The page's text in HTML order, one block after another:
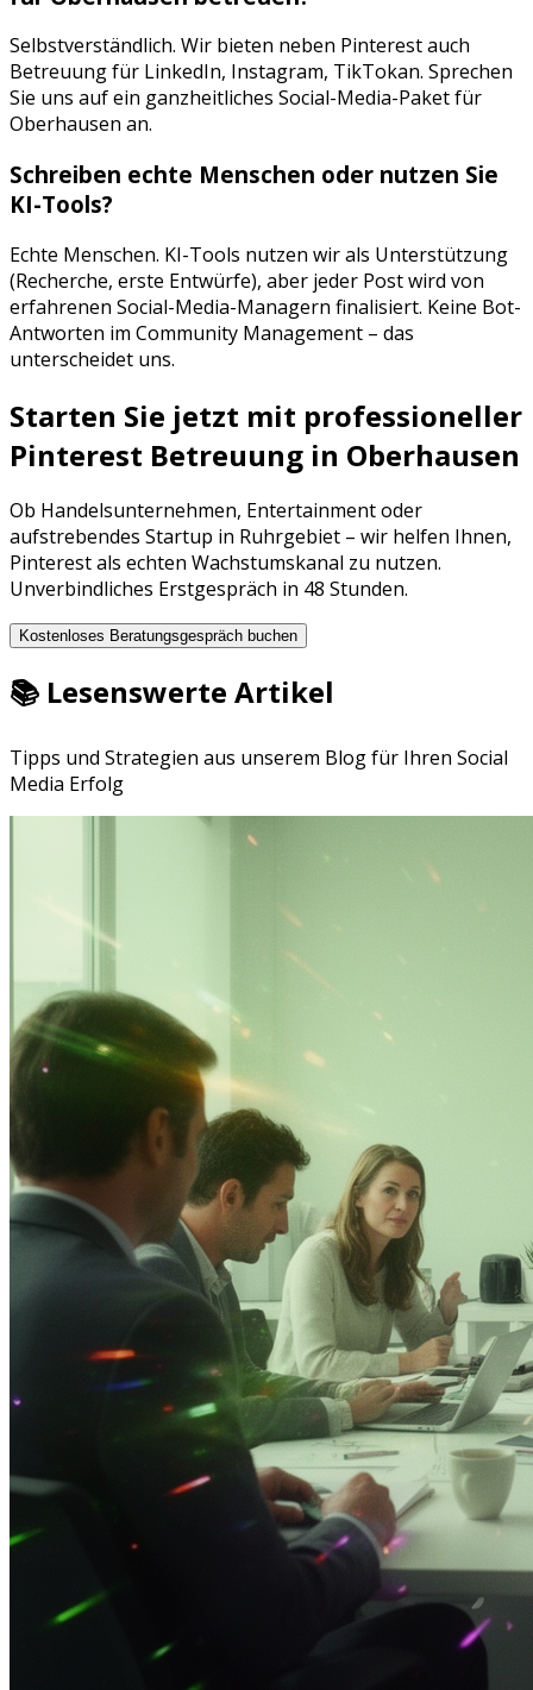
Selbstverständlich. Wir bieten neben Pinterestauch
Betreuung für LinkedIn, Instagram, TikTokan. Sprechen
Sie uns auf ein ganzheitliches Social-Media-Paket für
Oberhausen an.
Schreiben echte Menschen oder nutzen Sie
KI-Tools?
Echte Menschen. KI-Tools nutzen wir als Unterstützung
(Recherche, erste Entwürfe), aber jeder Post wird von
erfahrenen Social-Media-Managern finalisiert. Keine Bot-
Antworten im Community Management – das
unterscheidet uns.
Starten Sie jetzt mit professioneller
Pinterest Betreuung in Oberhausen
Ob Handelsunternehmen, Entertainmentoder
aufstrebendes Startup in Ruhrgebiet – wir helfen Ihnen,
Pinterestals echten Wachstumskanal zu nutzen.
Unverbindliches Erstgespräch in 48 Stunden.
Kostenloses Beratungsgespräch buchen
📚 Lesenswerte Artikel
Tipps und Strategien aus unserem Blog für Ihren Social
Media Erfolg